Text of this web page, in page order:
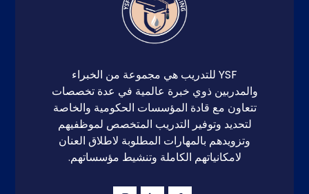
YSF للتدريب هي مجموعة من الخبراء
والمدربين ذوي خبرة عالمية في عدة تخصصات
تتعاون مع قادة المؤسسات الحكومية والخاصة
لتحديد وتوفير التدريب المتخصص لموظفيهم
وتزويدهم بالمهارات المطلوبة لاطلاق العنان
لامكانياتهم الكاملة وتنشيط مؤسساتهم.